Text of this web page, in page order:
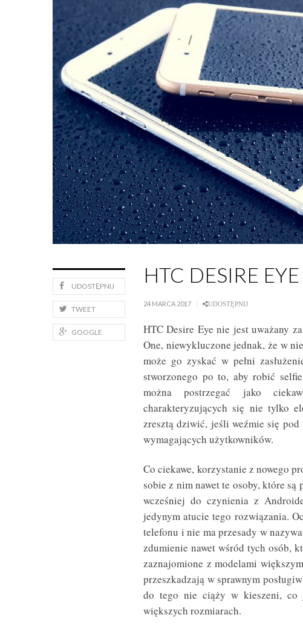
UDOSTĘPNIJ
TWEET
GOOGLE
HTC DESIRE
24 MARCA 2017 UDOSTĘPNIJ
HTC Desire Eye nie jest uważany
One, niewykluczone jednak, że w
może go zyskać w pełni
stworzonego po to, aby robić
można postrzegać jako
charakteryzujących się nie tylko
zresztą dziwić, jeśli weźmie się
wymagających użytkowników.
Co ciekawe, korzystanie z nowego
sobie z nim nawet te osoby, które
wcześniej do czynienia z
jedynym atucie tego rozwiązania.
telefonu i nie ma przesady w
zdumienie nawet wśród tych osób,
zaznajomione z modelami
przeszkadzają w sprawnym
do tego nie ciąży w kieszeni, co
większych rozmiarach.